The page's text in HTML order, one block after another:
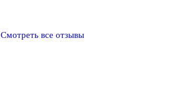
Смотреть все отзывы